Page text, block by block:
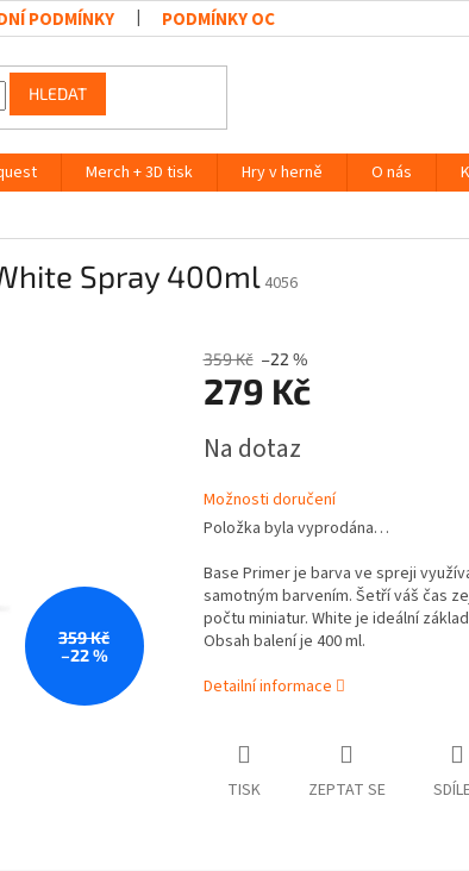
PODMÍNKY PODMÍNKY OCHRANY OSOBNÍCH ÚDAJŮ
HLEDAT
Merch + 3D tisk Hry v herně O nás
Spray 400ml 4056
359 Kč
–22 %
359 Kč –22 %
279 Kč
cena:
Na dotaz
Možnosti doručení
Položka byla vyprodána…
Base Primer je barva ve spreji
samotným barvením. Šetří váš čas
počtu miniatur. White je ideální
Obsah balení je 400 ml.
Detailní informace
TISK ZEPTAT SE